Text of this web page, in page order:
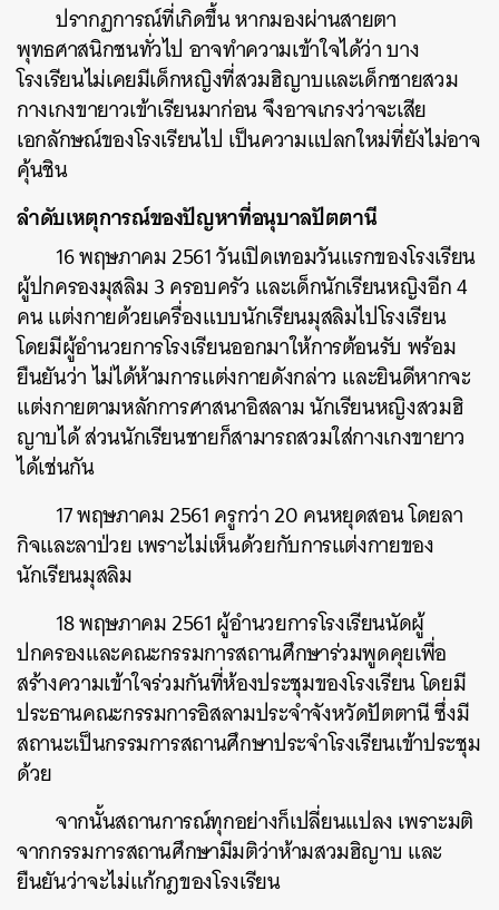
ปรากฏการณ์ที่เกิดขึ้น หากมองผ่านสายตา
พุทธศาสนิกชนทั่วไป อาจทำความเข้าใจได้ว่า บาง
โรงเรียนไม่เคยมีเด็กหญิงที่สวมฮิญาบและเด็กชายสวม
กางเกงขายาวเข้าเรียนมาก่อน จึงอาจเกรงว่าจะเสีย
เอกลักษณ์ของโรงเรียนไป เป็นความแปลกใหม่ที่ยังไม่อาจ
คุ้นชิน
ลำดับเหตุการณ์ของปัญหาที่อนุบาลปัตตานี
16 พฤษภาคม 2561 วันเปิดเทอมวันแรกของโรงเรียน
ผู้ปกครองมุสลิม 3 ครอบครัว และเด็กนักเรียนหญิงอีก 4
คน แต่งกายด้วยเครื่องแบบนักเรียนมุสลิมไปโรงเรียน
โดยมีผู้อำนวยการโรงเรียนออกมาให้การต้อนรับ พร้อม
ยืนยันว่า ไม่ได้ห้ามการแต่งกายดังกล่าว และยินดีหากจะ
แต่งกายตามหลักการศาสนาอิสลาม นักเรียนหญิงสวมฮิ
ญาบได้ ส่วนนักเรียนชายก็สามารถสวมใส่กางเกงขายาว
ได้เช่นกัน
17 พฤษภาคม 2561 ครูกว่า 20 คนหยุดสอน โดยลา
กิจและลาป่วย เพราะไม่เห็นด้วยกับการแต่งกายของ
นักเรียนมุสลิม
18 พฤษภาคม 2561 ผู้อำนวยการโรงเรียนนัดผู้
ปกครองและคณะกรรมการสถานศึกษาร่วมพูดคุยเพื่อ
สร้างความเข้าใจร่วมกันที่ห้องประชุมของโรงเรียน โดยมี
ประธานคณะกรรมการอิสลามประจำจังหวัดปัตตานี ซึ่งมี
สถานะเป็นกรรมการสถานศึกษาประจำโรงเรียนเข้าประชุม
ด้วย
จากนั้นสถานการณ์ทุกอย่างก็เปลี่ยนแปลง เพราะมติ
จากกรรมการสถานศึกษามีมติว่าห้ามสวมฮิญาบ และ
ยืนยันว่าจะไม่แก้กฎของโรงเรียน